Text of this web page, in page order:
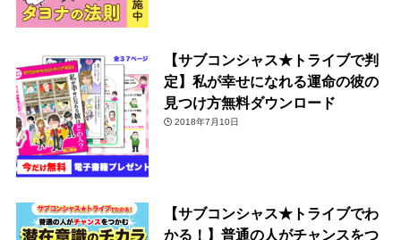
【サブコンシャス★トライブで判
定】私が幸せになれる運命の彼の
見つけ方無料ダウンロード
2018年7月10日
【サブコンシャス★トライブでわ
かる！】普通の人がチャンスをつ